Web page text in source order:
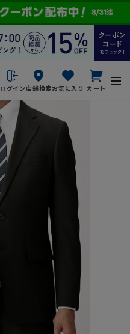
ログイン店舗検索お気に入り カート